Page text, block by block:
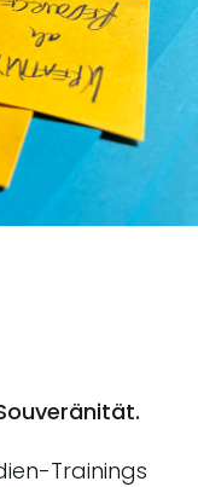
Trainings